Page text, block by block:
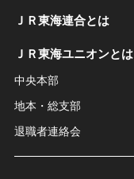
ＪＲ東海連合とは
ＪＲ東海ユニオンとは
中央本部
地本・総支部
退職者連絡会